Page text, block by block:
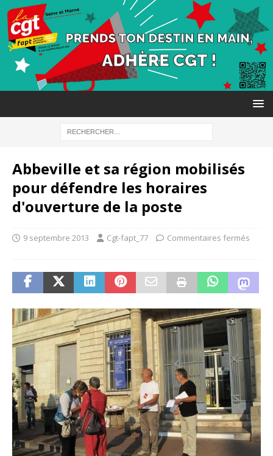
Abbeville et sa région mobilisés
pour défendre les horaires
d'ouverture de la poste
9 septembre 2013 Cgt-fapt_77 Commentaires fermés